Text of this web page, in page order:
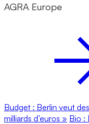
AGRA Europe
Budget : Berlin veut
milliards d’euros » Bio :